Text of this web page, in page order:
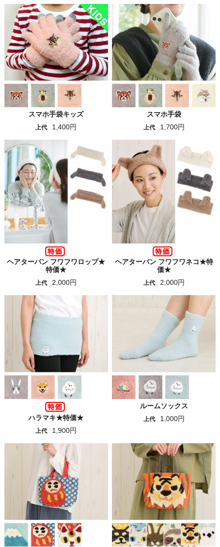
スマホ手袋キッズ
上代 1,400円
スマホ手袋
上代 1,700円
ヘアターバン フワフワロップ★
特価★
上代 2,000円
ヘアターバン フワフワネコ★特
価★
上代 2,000円
ハラマキ★特価★
上代 1,900円
ルームソックス
上代 1,000円